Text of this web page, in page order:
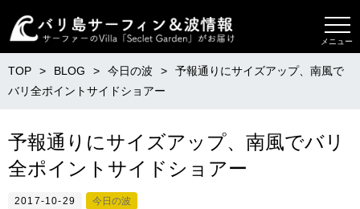
メニュー
TOP BLOG 今日の波
予報通りにサイズアップ、南風で
バリ全ポイントサイドショアー
予報通りにサイズアップ、南風でバリ
全ポイントサイドショアー
2017-10-29 今日の波